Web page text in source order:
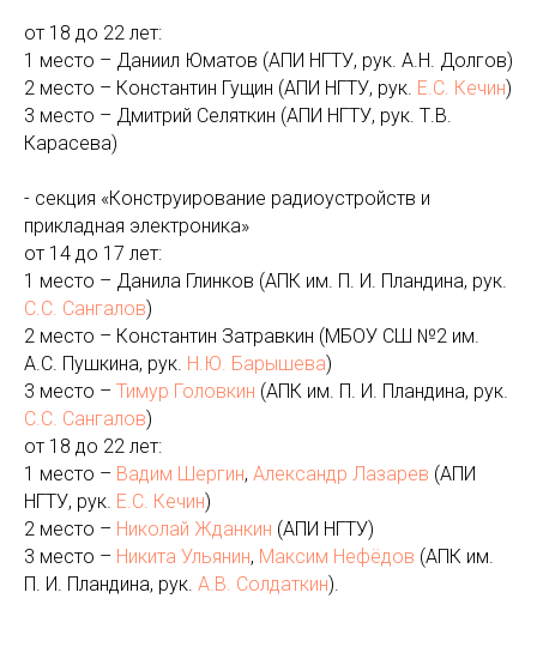
от 18 до 22 лет:
1 место – Даниил Юматов (АПИ НГТУ, рук. А.Н. Долгов)
2 место – Константин Гущин (АПИ НГТУ, рук. Е.С. Кечин)
3 место – Дмитрий Селяткин (АПИ НГТУ, рук. Т.В.
Карасева)
- секция «Конструирование радиоустройств и
прикладная электроника»
от 14 до 17 лет:
1 место – Данила Глинков (АПК им. П. И. Пландина, рук.
С.С. Сангалов)
2 место – Константин Затравкин (МБОУ СШ №2 им.
А.С. Пушкина, рук. Н.Ю. Барышева)
3 место – Тимур Головкин (АПК им. П. И. Пландина, рук.
С.С. Сангалов)
от 18 до 22 лет:
1 место – Вадим Шергин, Александр Лазарев (АПИ
НГТУ, рук. Е.С. Кечин)
2 место – Николай Жданкин (АПИ НГТУ)
3 место – Никита Ульянин, Mаксим Нефёдов (АПК им.
П. И. Пландина, рук. А.В. Солдаткин).